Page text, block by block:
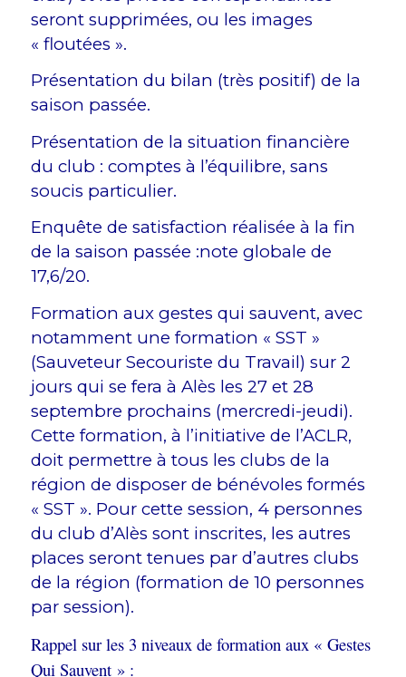
seront supprimées, ou les images
« floutées ».
Présentation du bilan (très positif) de la
saison passée.
Présentation de la situation financière
du club : comptes à l’équilibre, sans
soucis particulier.
Enquête de satisfaction réalisée à la fin
de la saison passée :note globale de
17,6/20.
Formation aux gestes qui sauvent, avec
notamment une formation « SST »
(Sauveteur Secouriste du Travail) sur 2
jours qui se fera à Alès les 27 et 28
septembre prochains (mercredi-jeudi).
Cette formation, à l’initiative de l’ACLR,
doit permettre à tous les clubs de la
région de disposer de bénévoles formés
« SST ». Pour cette session, 4 personnes
du club d’Alès sont inscrites, les autres
places seront tenues par d’autres clubs
de la région (formation de 10 personnes
par session).
Rappel sur les 3 niveaux de formation aux « Gestes
Qui Sauvent » :